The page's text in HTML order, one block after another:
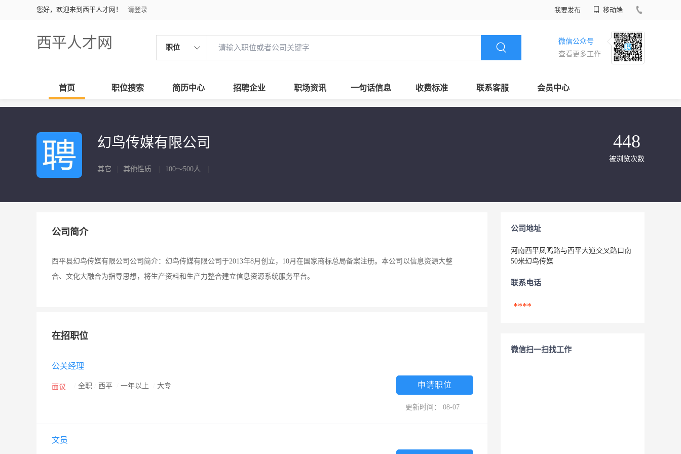
您好，欢迎来到西平人才网！ 请登录 我要发布 移动端
西平人才网 职位
微信公众号
查看更多工作
首页 职位搜索 简历中心 招聘企业 职场资讯 一句话信息 收费标准 联系客服 会员中心
幻鸟传媒有限公司
其它 其他性质 100～500人
448
被浏览次数
公司简介
西平县幻鸟传媒有限公司公司简介：幻鸟传媒有限公司于2013年8月创立，10月在国家商标总局备案注册。本公司以信息资源大整
合、文化大融合为指导思想，将生产资料和生产力整合建立信息资源系统服务平台。
在招职位
公关经理
面议 全职 西平 一年以上 大专 申请职位
更新时间： 08-07
文员
公司地址
河南西平凤鸣路与西平大道交叉路口南
50米幻鸟传媒
联系电话
****
微信扫一扫找工作